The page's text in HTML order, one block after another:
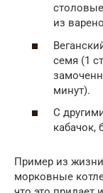
из
семя (1
минут).
С
кабачок,
Пример из
морковные